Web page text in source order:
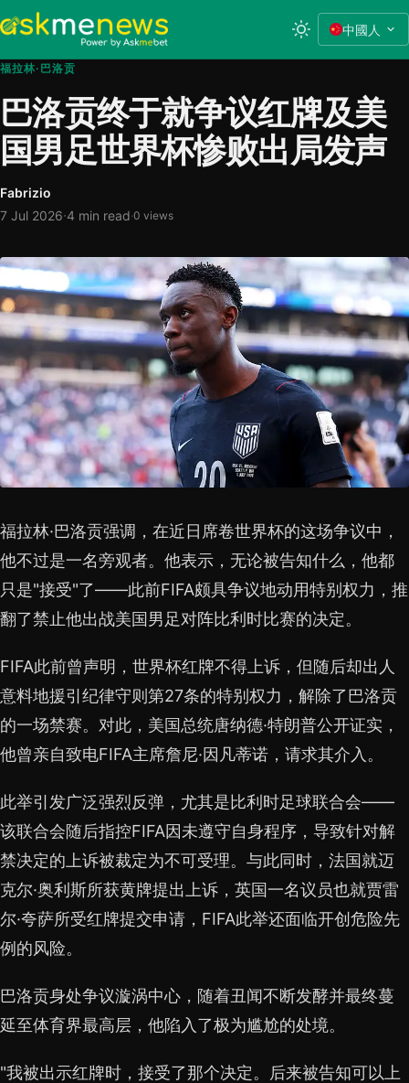
中國人
福拉林·巴洛贡
巴洛贡终于就争议红牌及美
国男足世界杯惨败出局发声
Fabrizio
7 Jul 2026·4 min read·0 views
福拉林·巴洛贡强调，在近日席卷世界杯的这场争议中，
他不过是一名旁观者。他表示，无论被告知什么，他都
只是"接受"了——此前FIFA颇具争议地动用特别权力，推
翻了禁止他出战美国男足对阵比利时比赛的决定。
FIFA此前曾声明，世界杯红牌不得上诉，但随后却出人
意料地援引纪律守则第27条的特别权力，解除了巴洛贡
的一场禁赛。对此，美国总统唐纳德·特朗普公开证实，
他曾亲自致电FIFA主席詹尼·因凡蒂诺，请求其介入。
此举引发广泛强烈反弹，尤其是比利时足球联合会——
该联合会随后指控FIFA因未遵守自身程序，导致针对解
禁决定的上诉被裁定为不可受理。与此同时，法国就迈
克尔·奥利斯所获黄牌提出上诉，英国一名议员也就贾雷
尔·夸萨所受红牌提交申请，FIFA此举还面临开创危险先
例的风险。
巴洛贡身处争议漩涡中心，随着丑闻不断发酵并最终蔓
延至体育界最高层，他陷入了极为尴尬的处境。
"我被出示红牌时，接受了那个决定。后来被告知可以上